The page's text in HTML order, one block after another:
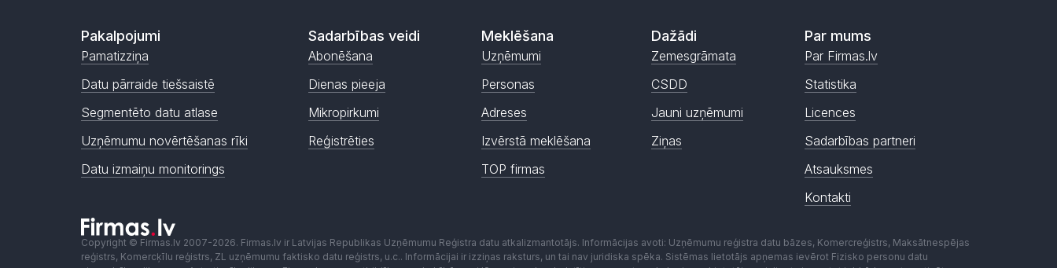
Pakalpojumi
Pamatizziņa
Datu pārraide tiešsaistē
Segmentēto datu atlase
Uzņēmumu novērtēšanas rīki
Datu izmaiņu monitorings
Sadarbības veidi
Abonēšana
Dienas pieeja
Mikropirkumi
Reģistrēties
Meklēšana
Uzņēmumi
Personas
Adreses
Izvērstā meklēšana
TOP firmas
Dažādi
Zemesgrāmata
CSDD
Jauni uzņēmumi
Ziņas
Par mums
Par Firmas.lv
Statistika
Licences
Sadarbības partneri
Atsauksmes
Kontakti
Copyright © Firmas.lv 2007-2026. Firmas.lv ir Latvijas Republikas Uzņēmumu Reģistra datu atkalizmantotājs. Informācijas avoti: Uzņēmumu reģistra datu bāzes, Komercreģistrs, Maksātnespējas
reģistrs, Komercķīlu reģistrs, ZL uzņēmumu faktisko datu reģistrs, u.c.. Informācijai ir izziņas raksturs, un tai nav juridiska spēka. Sistēmas lietotājs apņemas ievērot Fizisko personu datu